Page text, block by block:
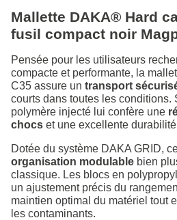
Mallette DAKA® Hard
fusil compact noir
Pensée pour les utilisateurs
compacte et performante, la
C35 assure un transport
courts dans toutes les conditions.
polymère injecté lui confère une
chocs et une excellente
Dotée du système DAKA GRID,
organisation modulable bien
classique. Les blocs en
un ajustement précis du
maintien optimal du matériel tout
les contaminants.